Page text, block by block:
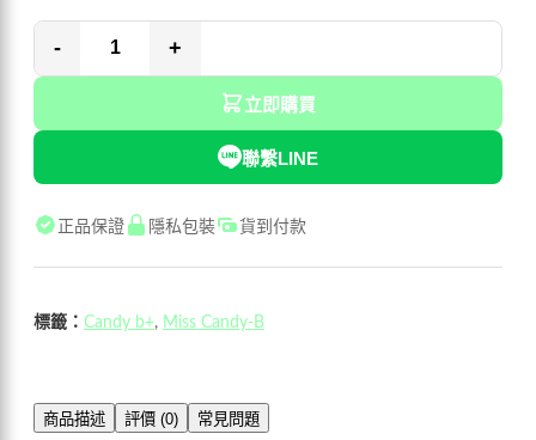
- +
立即購買
聯繫LINE
正品保證 隱私包裝 貨到付款
標籤： Candy b+, Miss Candy-B
商品描述 評價 (0) 常見問題